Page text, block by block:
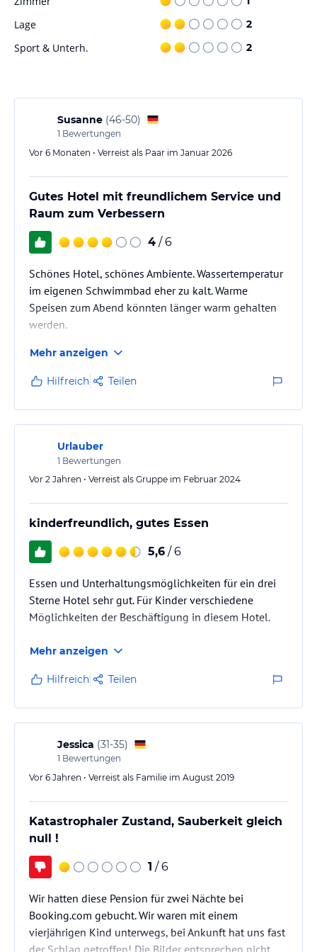
Lage 2
Sport & Unterh. 2
Susanne (46-50)
1 Bewertungen
Vor 6 Monaten • Verreist als Paar im Januar 2026
Gutes Hotel mit freundlichem Service und
Raum zum Verbessern
4 / 6
Schönes Hotel, schönes Ambiente. Wassertemperatur
im eigenen Schwimmbad eher zu kalt. Warme
Speisen zum Abend könnten länger warm gehalten
werden.
Mehr anzeigen
Hilfreich Teilen
Urlauber
1 Bewertungen
Vor 2 Jahren • Verreist als Gruppe im Februar 2024
kinderfreundlich, gutes Essen
5,6 / 6
Essen und Unterhaltungsmöglichkeiten für ein drei
Sterne Hotel sehr gut. Für Kinder verschiedene
Möglichkeiten der Beschäftigung in diesem Hotel.
Mehr anzeigen
Hilfreich Teilen
Jessica (31-35)
1 Bewertungen
Vor 6 Jahren • Verreist als Familie im August 2019
Katastrophaler Zustand, Sauberkeit gleich
null !
1 / 6
Wir hatten diese Pension für zwei Nächte bei
Booking.com gebucht. Wir waren mit einem
vierjährigen Kind unterwegs, bei Ankunft hat uns fast
der Schlag getroffen! Die Bilder entsprechen nicht